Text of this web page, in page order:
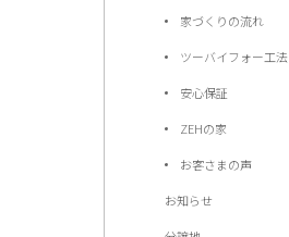
家づくりの流れ
ツーバイフォー工法
安心保証
ZEHの家
お客さまの声
お知らせ